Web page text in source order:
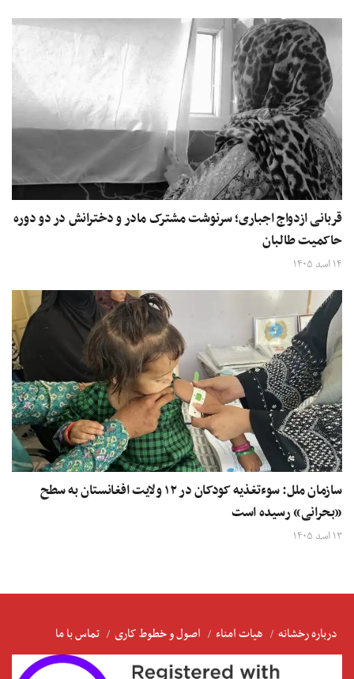
قربانی ازدواج اجباری؛ سرنوشت مشترک مادر و دخترانش در دو دوره
حاکمیت طالبان
۱۴ اسد ۱۴۰۵
سازمان ملل: سوءتغذیه کودکان در ۱۲ ولایت‌ افغانستان به سطح
«بحرانی» رسیده است
۱۳ اسد ۱۴۰۵
درباره رخشانه هیات امناء اصول و خطوط کاری تماس با ما